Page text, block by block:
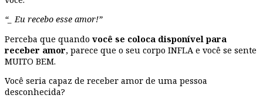
“_ Eu recebo esse amor!”
Perceba que quando você se coloca disponível para
receber amor, parece que o seu corpo INFLA e você se sente
MUITO BEM.
Você seria capaz de receber amor de uma pessoa
desconhecida?